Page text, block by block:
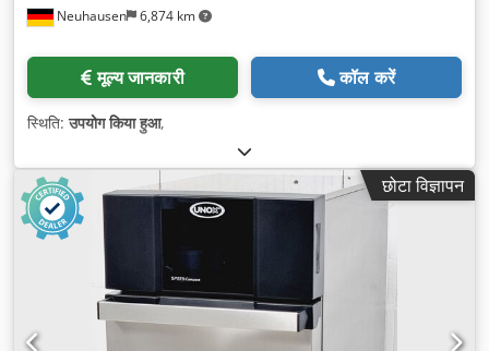
Neuhausen 6,874 km
मूल्य जानकारी कॉल करें
स्थिति:उपयोग किया हुआ,
छोटा विज्ञापन